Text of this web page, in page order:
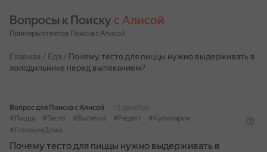
Вопросы к Поиску с Алисой
Примеры ответов Поиска с Алисой
Главная / Еда / Почему тесто для пиццы нужно выдерживать в
холодильнике перед выпеканием?
Вопрос для Поиска с Алисой
13 декабря
#Пицца
#Тесто #Выпечка #Рецепт
#Кулинария
#ГотовимДома
Почему тесто для пиццы нужно выдерживать в